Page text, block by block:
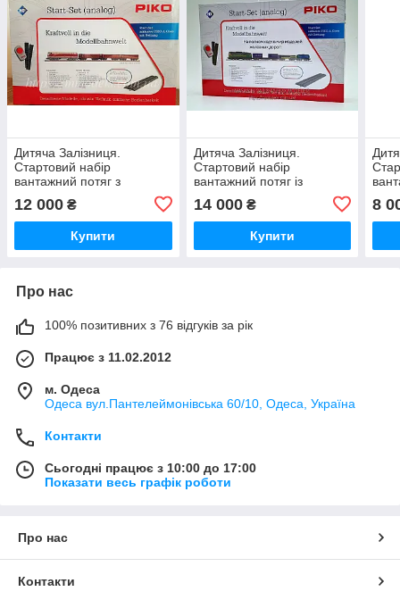
Дитяча Залізниця.
Стартовий набір
вантажний потяг з
масштаб 1/87 H0. Piko
57138
12 000 ₴
Купити
Дитяча Залізниця.
Стартовий набір
вантажний потяг із
тепловозом М62, масштаб
1/87 H0. Piko 97940
14 000₴
Купити
H0
8
Про нас
100% позитивних з 76 відгуків за рік
Працює з 11.02.2012
м. Одеса
Одеса вул.Пантелеймонівська 60/10, Одеса, Україна
Контакти
Сьогодні працює з 10:00 до 17:00
Показати весь графік роботи
Про нас
Контакти